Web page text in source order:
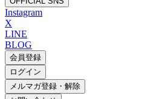
Instagram
X
LINE
BLOG
会員登録
ログイン
メルマガ登録・解除